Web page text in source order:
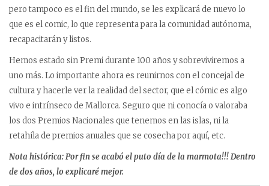
pero tampoco es el fin del mundo, se les explicará de nuevo lo
que es el comic, lo que representa para la comunidad autónoma,
recapacitarán y listos.
Hemos estado sin Premi durante 100 años y sobreviviremos a
uno más. Lo importante ahora es reunirnos con el concejal de
cultura y hacerle ver la realidad del sector, que el cómic es algo
vivo e intrínseco de Mallorca. Seguro que ni conocía o valoraba
los dos Premios Nacionales que tenemos en las islas, ni la
retahíla de premios anuales que se cosecha por aquí, etc.
Nota histórica: Por fin se acabó el puto día de la marmota!!! Dentro
de dos años, lo explicaré mejor.